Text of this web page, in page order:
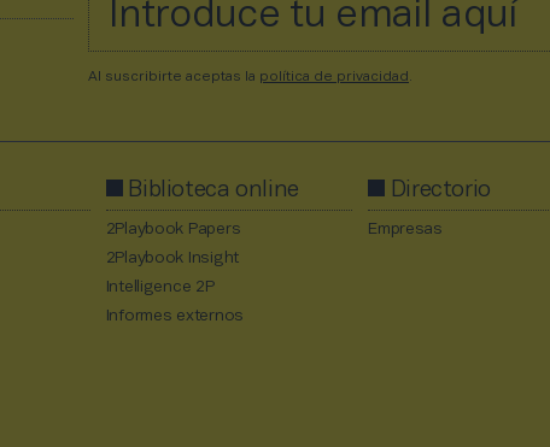
Al suscribirte aceptas la política de privacidad
Biblioteca online
2Playbook Papers
2Playbook Insight
Intelligence 2P
Informes externos
Directorio
Empresas